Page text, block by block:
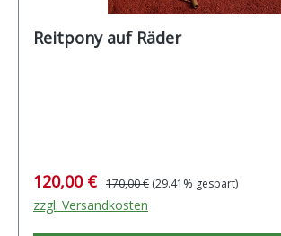
Reitpony auf Räder
Verkaufspreis:
120,00 € Regulärer Preis:
170,00 € (29.41% gespart)
zzgl. Versandkosten